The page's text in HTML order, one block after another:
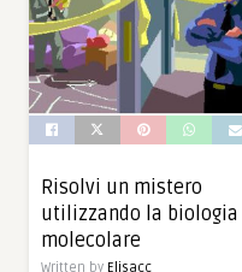
Risolvi un mistero
utilizzando la biologia
molecolare
Written by Elisacc